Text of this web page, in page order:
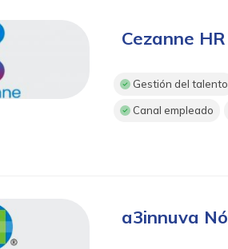
Cezanne HR
Gestión del talento
Canal empleado
a3innuva